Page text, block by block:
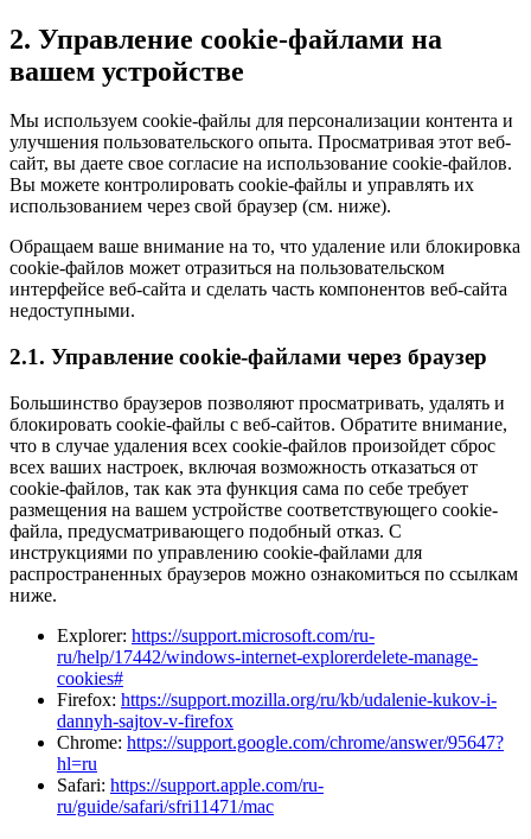
2. Управление cookie-файлами на
вашем устройстве
Мы используем cookie-файлы для персонализации контента и
улучшения пользовательского опыта. Просматривая этот веб-
сайт, вы даете свое согласие на использование cookie-файлов.
Вы можете контролировать cookie-файлы и управлять их
использованием через свой браузер (см. ниже).
Обращаем ваше внимание на то, что удаление или блокировка
cookie-файлов может отразиться на пользовательском
интерфейсе веб-сайта и сделать часть компонентов веб-сайта
недоступными.
2.1. Управление cookie-файлами через браузер
Большинство браузеров позволяют просматривать, удалять и
блокировать cookie-файлы c веб-сайтов. Обратите внимание,
что в случае удаления всех cookie-файлов произойдет сброс
всех ваших настроек, включая возможность отказаться от
cookie-файлов, так как эта функция сама по себе требует
размещения на вашем устройстве соответствующего cookie-
файла, предусматривающего подобный отказ. С
инструкциями по управлению cookie-файлами для
распространенных браузеров можно ознакомиться по ссылкам
ниже.
Explorer: https://support.microsoft.com/ru-
ru/help/17442/windows-internet-explorerdelete-manage-
cookies#
Firefox: https://support.mozilla.org/ru/kb/udalenie-kukov-i-
dannyh-sajtov-v-firefox
Chrome: https://support.google.com/chrome/answer/95647?
hl=ru
Safari: https://support.apple.com/ru-
ru/guide/safari/sfri11471/mac